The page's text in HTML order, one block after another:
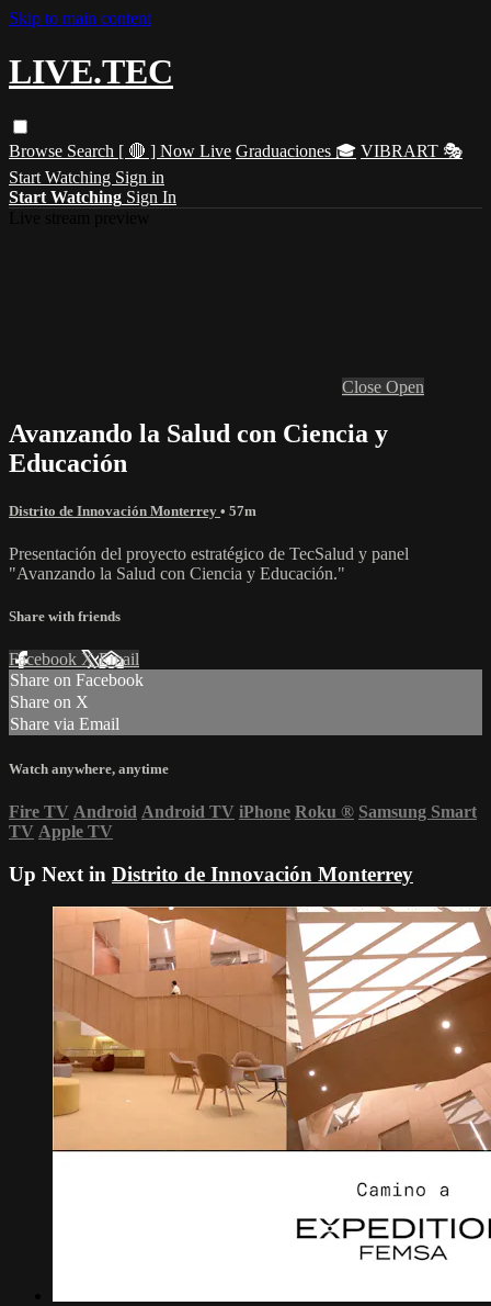
Skip to main content
LIVE.TEC
Browse Search [ 🔴 ] Now Live Graduaciones 🎓 VIBRART 🎭
Start Watching Sign in
Start Watching Sign In
Close Open
Avanzando la Salud con Ciencia y
Educación
Distrito de Innovación Monterrey • 57m
Presentación del proyecto estratégico de TecSalud y panel
"Avanzando la Salud con Ciencia y Educación."
Share with friends
Facebook XEmail
Share on Facebook
Share on X
Share via Email
Watch anywhere, anytime
Fire TV Android Android TV iPhone Roku ® Samsung Smart
TV Apple TV
Up Next in Distrito de Innovación Monterrey